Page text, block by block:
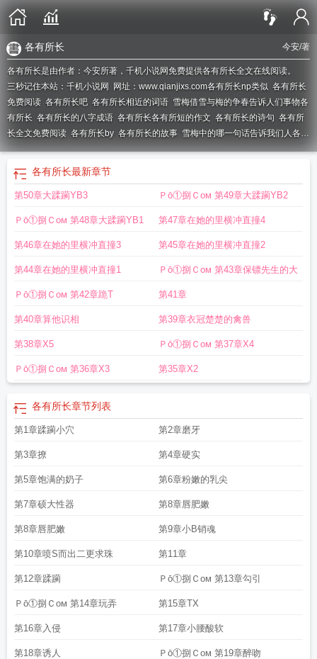
今安/著
各有所长
各有所长是由作者：今安所著，千机小说网免费提供各有所长全文在线阅读。
三秒记住本站：千机小说网 网址：www.qianjixs.com各有所长np类似 各有所长
免费阅读 各有所长吧 各有所长相近的词语 雪梅借雪与梅的争春告诉人们事物各
有所长 各有所长的八字成语 各有所长各有所短的作文 各有所长的诗句 各有所
长全文免费阅读 各有所长by 各有所长的故事 雪梅中的哪一句话告诉我们人各有
所长各有所长np免费阅读各有所长的英语各有所长(np)今安各有所长是成语
各有所长的英文 各有所长今安
有所长相轻所短
nph各有所长英文门客三千各有所长 各有所长的上一句是什么各有所长的拼
各有所长(np)/今安 各有所长txt
对于研究历史的工具和手段东西方各有所
长各有所长作文600字各有所长(np)作者今安各有所长全文阅读各有所长作
各有所短的诗句各有所长各有所短是成语吗各有所长的上一句各有所长各有所
短的俗语是什么 各有所长np完整章节 各有所长是什么生肖
各有所长最新章节
第50章大蹂躏YB3 Ｐō①捌Ｃoм 第49章大蹂躏YB2
Ｐō①捌Ｃoм 第48章大蹂躏YB1 第47章在她的里横冲直撞4
第46章在她的里横冲直撞3 第45章在她的里横冲直撞2
第44章在她的里横冲直撞1 Ｐō①捌Ｃoм 第43章保镖先生的大
Ｐō①捌Ｃoм 第42章跪T 第41章
第40章算他识相 第39章衣冠楚楚的禽兽
第38章X5 Ｐō①捌Ｃoм 第37章X4
Ｐō①捌Ｃoм 第36章X3 第35章X2
各有所长章节列表
第1章蹂躏小穴 第2章磨牙
第3章撩 第4章硬实
第5章饱满的奶子 第6章粉嫩的乳尖
第7章硕大性器 第8章唇肥嫩
第8章唇肥嫩 第9章小B销魂
第10章喷S而出二更求珠 第11章
第12章蹂躏 Ｐō①捌Ｃoм 第13章勾引
Ｐō①捌Ｃoм 第14章玩弄 第15章TX
第16章入侵 第17章小腰酸软
第18章诱人 Ｐō①捌Ｃoм 第19章醉吻